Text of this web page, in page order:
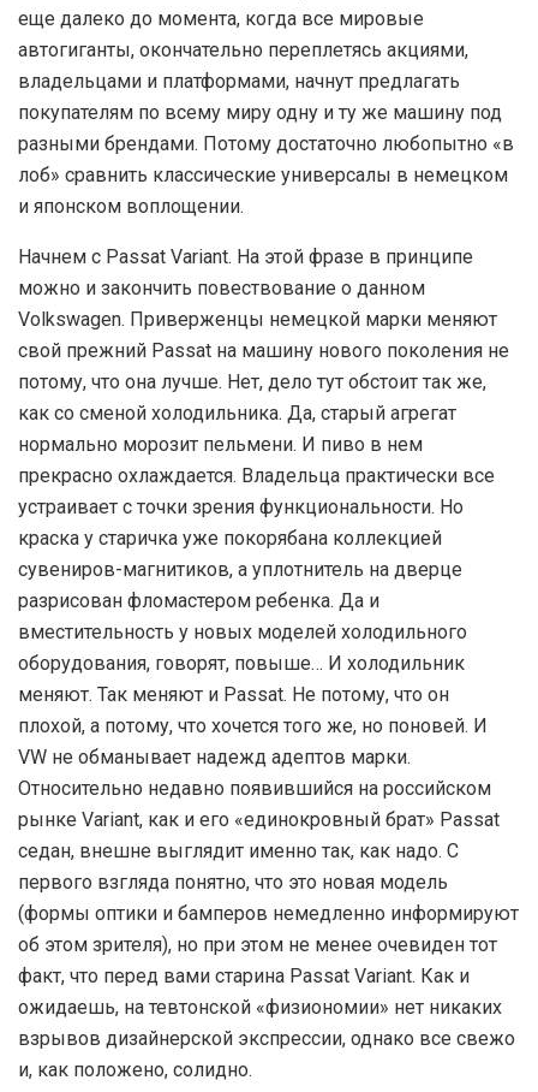
еще далеко до момента, когда все мировые
автогиганты, окончательно переплетясь акциями,
владельцами и платформами, начнут предлагать
покупателям по всему миру одну и ту же машину под
разными брендами. Потому достаточно любопытно «в
лоб» сравнить классические универсалы в немецком
и японском воплощении.
Начнем с Passat Variant. На этой фразе в принципе
можно и закончить повествование о данном
Volkswagen. Приверженцы немецкой марки меняют
свой прежний Passat на машину нового поколения не
потому, что она лучше. Нет, дело тут обстоит так же,
как со сменой холодильника. Да, старый агрегат
нормально морозит пельмени. И пиво в нем
прекрасно охлаждается. Владельца практически все
устраивает с точки зрения функциональности. Но
краска у старичка уже покорябана коллекцией
сувениров-магнитиков, а уплотнитель на дверце
разрисован фломастером ребенка. Да и
вместительность у новых моделей холодильного
оборудования, говорят, повыше… И холодильник
меняют. Так меняют и Passat. Не потому, что он
плохой, а потому, что хочется того же, но поновей. И
VW не обманывает надежд адептов марки.
Относительно недавно появившийся на российском
рынке Variant, как и его «единокровный брат» Passat
седан, внешне выглядит именно так, как надо. С
первого взгляда понятно, что это новая модель
(формы оптики и бамперов немедленно информируют
об этом зрителя), но при этом не менее очевиден тот
факт, что перед вами старина Passat Variant. Как и
ожидаешь, на тевтонской «физиономии» нет никаких
взрывов дизайнерской экспрессии, однако все свежо
и, как положено, солидно.